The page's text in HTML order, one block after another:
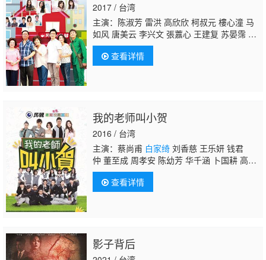
2017 / 台湾
主演：陈淑芳 雷洪 高欣欣 柯叔元 樓心潼 马
如风 唐美云 李兴文 張䕒心 王建复 苏晏霈 廖
柏翔 何洁柔 刘秀雯 翁家明 方馨 兵家绮 金
泽 沈佑承 崔浩然 李之勤 胡鸿达 何瑷芸 游安
顺 萧惠 傅子纯 王瞳 馬俊麟 潘柏希 聶秉賢 鍾
馨 姚黛玮 邱子芯 阿竿 钱君仲 紅毛 余政鴻 張
富貴 董季鑫 蔡允潔 艾成 樂咖 大雄 廖家仪 刘
真 黃金鴻
查看详情
我的老师叫小贺
2016 / 台湾
主演：蔡尚甫 白家绮刘香慈 王乐妍 钱君
仲 董至成 周孝安 陈幼芳 华千涵 卜国耕 高明
伟
查看详情
影子背后